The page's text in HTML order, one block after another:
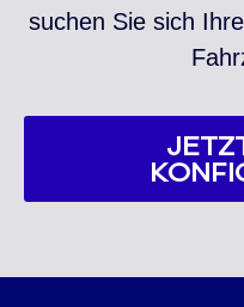
suchen Sie sich